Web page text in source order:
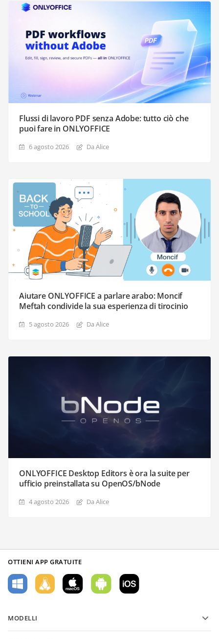
Flussi di lavoro PDF senza Adobe: tutto ciò che
puoi fare in ONLYOFFICE
6 agosto 2026 Da Alice
Aiutare ONLYOFFICE a parlare arabo: Moncif
Meftah condivide la sua esperienza di tirocinio
5 agosto 2026 Da Alice
ONLYOFFICE Desktop Editors è ora la suite per
ufficio preinstallata su OpenOS/bNode
4 agosto 2026 Da Alice
OTTIENI APP GRATUITE
MODELLI